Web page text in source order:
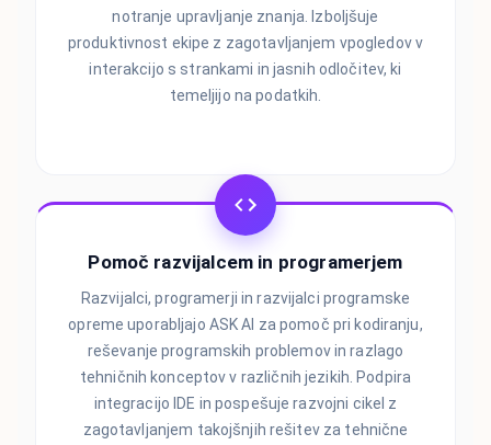
notranje upravljanje znanja. Izboljšuje
produktivnost ekipe z zagotavljanjem vpogledov v
interakcijo s strankami in jasnih odločitev, ki
temeljijo na podatkih.
Pomoč razvijalcem in programerjem
Razvijalci, programerji in razvijalci programske
opreme uporabljajo ASK AI za pomoč pri kodiranju,
reševanje programskih problemov in razlago
tehničnih konceptov v različnih jezikih. Podpira
integracijo IDE in pospešuje razvojni cikel z
zagotavljanjem takojšnjih rešitev za tehnične